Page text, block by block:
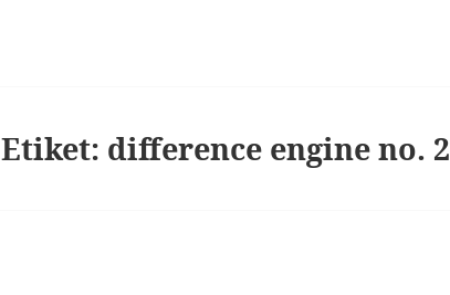
Etiket: difference engine no. 2